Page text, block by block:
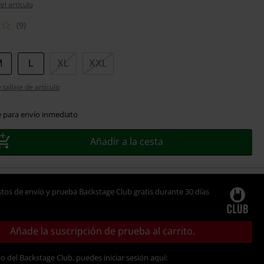
artículo
(9)
XL XXL
tallaje de artículo
para envío inmediato
Añadir a la cesta
de envío y prueba Backstage Club gratis durante 30 días
Añade la suscripción de prueba al carrito.
del Backstage Club, puedes iniciar sesión aquí: